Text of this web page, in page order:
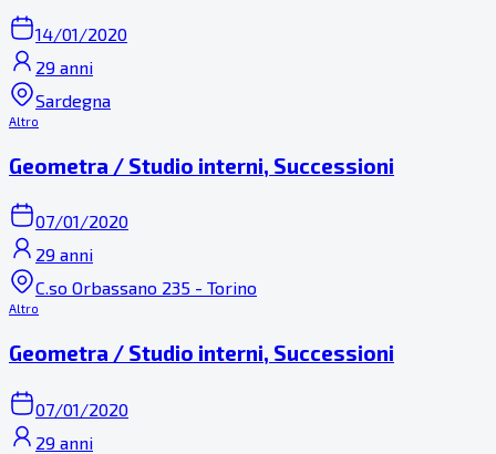
14/01/2020
29 anni
Sardegna
Altro
Geometra / Studio interni, Successioni
07/01/2020
29 anni
C.so Orbassano 235 - Torino
Altro
Geometra / Studio interni, Successioni
07/01/2020
29 anni